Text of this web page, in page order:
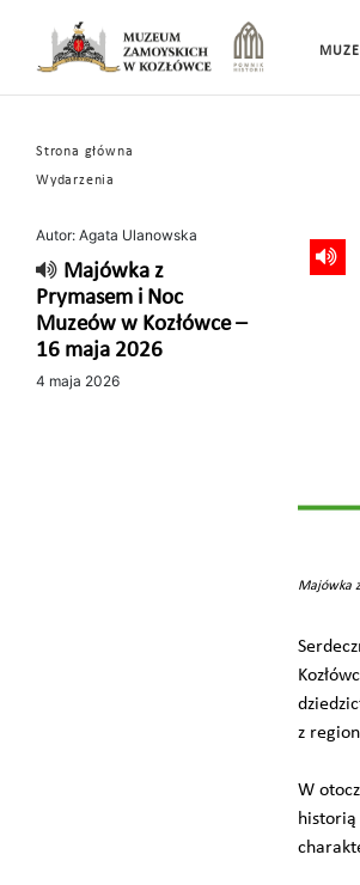
Strona główna
Wydarzenia
Autor: Agata Ulanowska
Majówka z
Prymasem i Noc
Muzeów w Kozłówce –
16 maja 2026
4 maja 2026
Majówka
z
W